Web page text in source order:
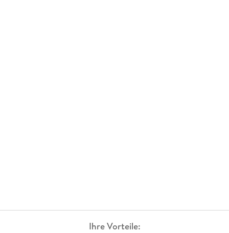
Ihre Vorteile: